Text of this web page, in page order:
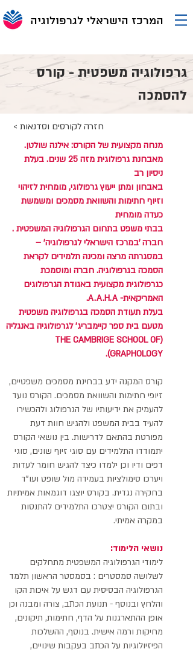
המרכז הישראלי לגרפולוגיה
גרפולוגיה משפטית - קורס
להסמכה
< חזרה לקורסים וסדנאות
מנחה מקצועית של הקורס: אילנה שולטן.
מאבחנת גרפולוגית מזה 25 שנים. בעלת
ניסיון רב
באבחון ומתן ייעוץ גרפולוגי, מומחית לזיהוי
וזיוף חתימות והשוואת מסמכים ומשמשת
כעדה מומחית
בבתי משפט בתחום הגרפולוגיה המשפטית .
חברה 'במרכז הישראלי לגרפולוגיה' –
במסגרתה מרצה ומכינה תלמידים לקראת
הסמכה בגרפולוגיה. חברה ומוסמכת
כגרפולוגית מקצועית באגודת הגרפולוגים
האמריקאית- A.A.H.A.
בעלת תעודת הסמכה בגרפולוגיה משפטית
מטעם בית ספר קיימבריג' לגרפולוגיה באנגליה
(THE CAMBRIGE SCHOOL OF
GRAPHOLOGY).
קורס המקנה ידע בבחינת מסמכים משפטיים,
זיופי חתימות והשוואת מסמכים. הקורס נועד
להעמיק את ידיעותיו של הגרפולוג ולהכשירו
להעיד בבית המשפט ולהגיש חוות דעת
מפורטת בהתאם לדרישות. בין נושאי הקורס
יתמודדו התלמידים עם סוגי זיוף שונים, סוגי
דפים ודיו וכן ילמדו כיצד להגיש חומר לעדות
ויערכו סימולציות בעמידה מול שופט ועו"ד
בחקירה נגדית. בקורס יוצגו דוגמאות אמיתיות
ובתום הקורס יצטרכו התלמידים להתנסות
במקרה אמיתי.
נושאי הלימוד:
לימודי הגרפולוגיה המשפטית מתחלקים
לשלושה סמסטרים : בסמסטר הראשון תלמד
הגרפולוגיה הבסיסית עם דגש על איכות הקו
והלחץ ובנוסף - תנועת הכתב, צורה ומבנה וכן
אופן ההתארגנות על הדף, חתימות, תיקונים,
מחיקות ורמה אישית. בנוסף, ההשלכות
הפיזיולוגיות על הכתב בעקבות שינויים,